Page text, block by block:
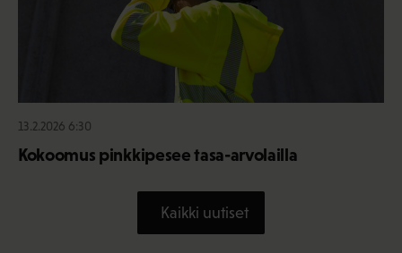
13.2.2026 6:30
Kokoomus pinkkipesee tasa-arvolailla
Kaikki uutiset